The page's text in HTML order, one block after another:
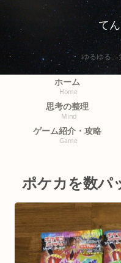
て
ゆるゆる、
ホーム
Home
思考の整理
Mind
ゲーム紹介・攻略
Game
ポケカを数パ